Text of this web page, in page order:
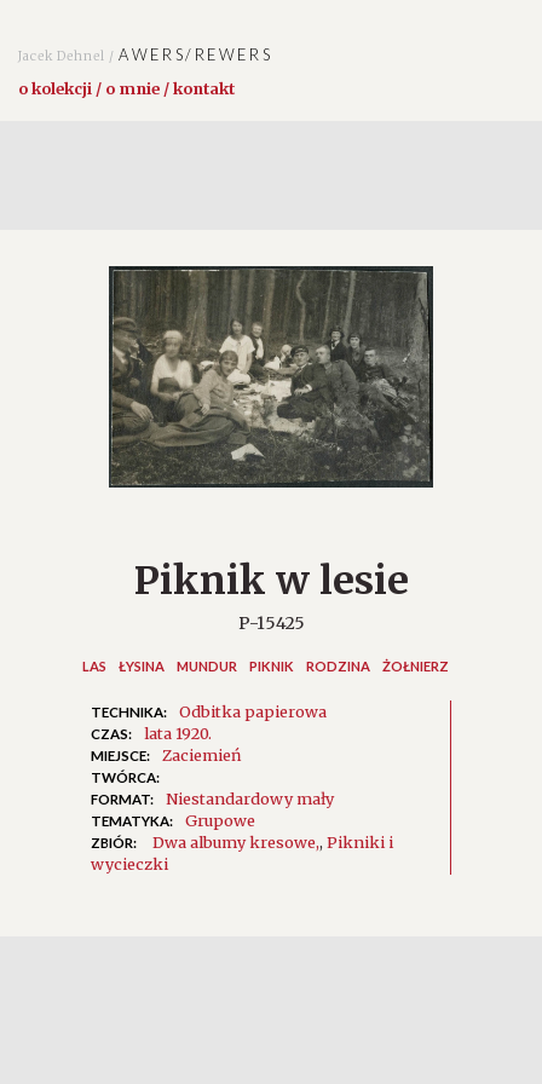
Jacek Dehnel /AWERS/REWERS
o kolekcji / o mnie / kontakt
Piknik w lesie
P-15425
LAS ŁYSINA MUNDUR PIKNIK RODZINA ŻOŁNIERZ
TECHNIKA: Odbitka papierowa
CZAS: lata 1920.
MIEJSCE: Zaciemień
TWÓRCA:
FORMAT:
Niestandardowy mały
TEMATYKA: Grupowe
ZBIÓR: Dwa albumy kresowe, Pikniki i
wycieczki